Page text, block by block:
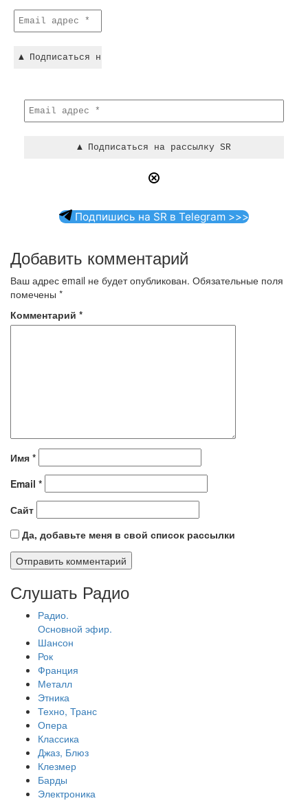
Подпишись на SR в Telegram >>>
Добавить комментарий
Ваш адрес email не будет опубликован. Обязательные поля
помечены *
Комментарий *
Имя *
Email *
Сайт
Да, добавьте меня в свой список рассылки
Слушать Радио
Радио.
Основной эфир.
Шансон
Рок
Франция
Металл
Этника
Техно, Транс
Опера
Классика
Джаз, Блюз
Клезмер
Барды
Электроника